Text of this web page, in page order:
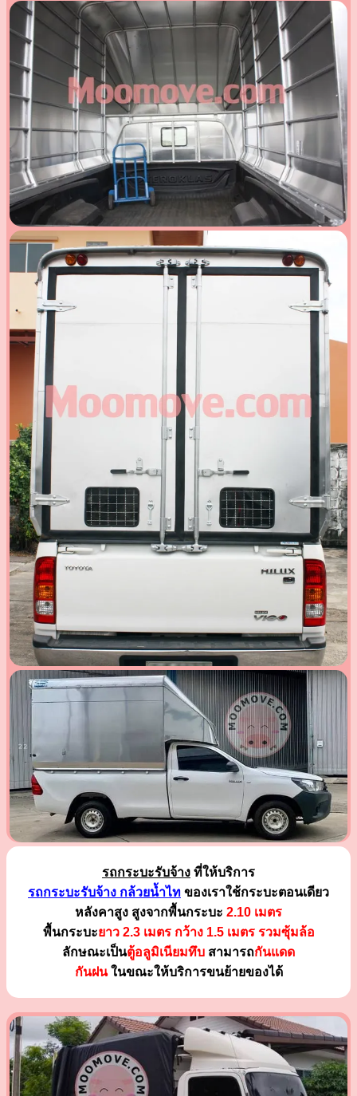
รถกระบะรับจ้าง ที่ให้บริการ
รถกระบะรับจ้าง กล้วยน้ำไท ของเราใช้กระบะตอนเดียว
หลังคาสูง สูงจากพื้นกระบะ 2.10 เมตร
พื้นกระบะยาว 2.3 เมตร กว้าง 1.5 เมตร รวมซุ้มล้อ
ลักษณะเป็นตู้อลูมิเนียมทึบ สามารถกันแดด
กันฝนในขณะให้บริการขนย้ายของได้